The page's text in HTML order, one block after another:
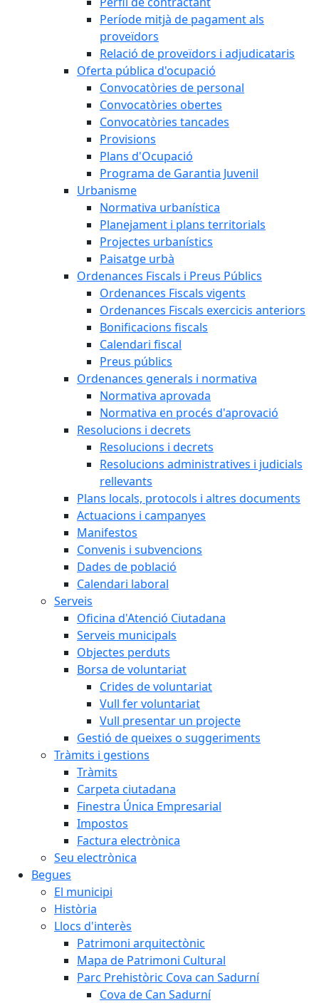
Període mitjà de pagament als
proveïdors
Relació de proveïdors i adjudicataris
Oferta pública d'ocupació
Convocatòries de personal
Convocatòries obertes
Convocatòries tancades
Provisions
Plans d'Ocupació
Programa de Garantia Juvenil
Urbanisme
Normativa urbanística
Planejament i plans territorials
Projectes urbanístics
Paisatge urbà
Ordenances Fiscals i Preus Públics
Ordenances Fiscals vigents
Ordenances Fiscals exercicis anteriors
Bonificacions fiscals
Calendari fiscal
Preus públics
Ordenances generals i normativa
Normativa aprovada
Normativa en procés d'aprovació
Resolucions i decrets
Resolucions i decrets
Resolucions administratives i judicials
rellevants
Plans locals, protocols i altres documents
Actuacions i campanyes
Manifestos
Convenis i subvencions
Dades de població
Calendari laboral
Serveis
Oficina d'Atenció Ciutadana
Serveis municipals
Objectes perduts
Borsa de voluntariat
Crides de voluntariat
Vull fer voluntariat
Vull presentar un projecte
Gestió de queixes o suggeriments
Tràmits i gestions
Tràmits
Carpeta ciutadana
Finestra Única Empresarial
Impostos
Factura electrònica
Seu electrònica
Begues
El municipi
Història
Llocs d'interès
Patrimoni arquitectònic
Mapa de Patrimoni Cultural
Parc Prehistòric Cova can Sadurní
Cova de Can Sadurní